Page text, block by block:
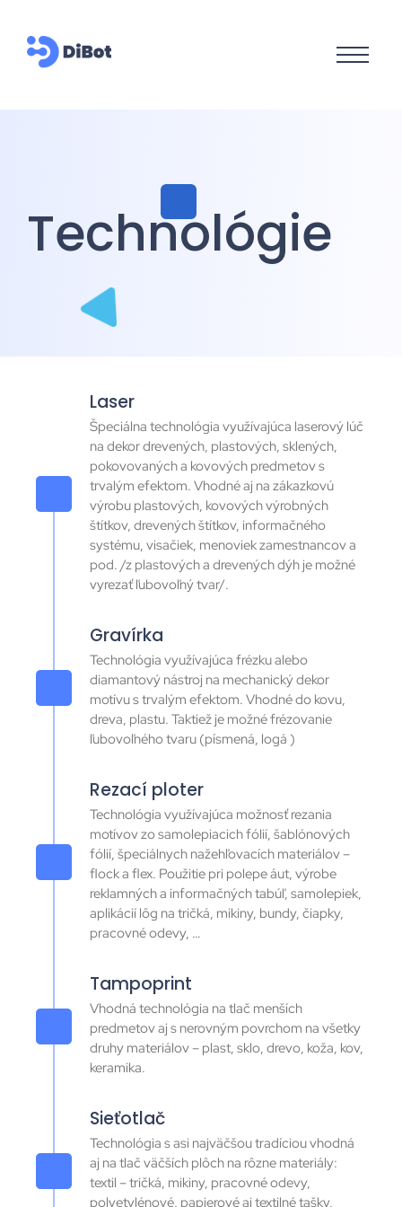
Technológie
Laser
Špeciálna technológia využívajúca laserový lúč
na dekor drevených, plastových, sklených,
pokovovaných a kovových predmetov s
trvalým efektom. Vhodné aj na zákazkovú
výrobu plastových, kovových výrobných
štítkov, drevených štítkov, informačného
systému, visačiek, menoviek zamestnancov a
pod. /z plastových a drevených dýh je možné
vyrezať ľubovoľný tvar/.
Gravírka
Technológia využívajúca frézku alebo
diamantový nástroj na mechanický dekor
motívu s trvalým efektom. Vhodné do kovu,
dreva, plastu. Taktiež je možné frézovanie
ľubovoľného tvaru (písmená, logá )
Rezací ploter
Technológia využívajúca možnosť rezania
motívov zo samolepiacich fólií, šablónových
fólií, špeciálnych nažehľovacích materiálov –
flock a flex. Použitie pri polepe áut, výrobe
reklamných a informačných tabúľ, samolepiek,
aplikácií lôg na tričká, mikiny, bundy, čiapky,
pracovné odevy, …
Tampoprint
Vhodná technológia na tlač menších
predmetov aj s nerovným povrchom na všetky
druhy materiálov – plast, sklo, drevo, koža, kov,
keramika.
Sieťotlač
Technológia s asi najväčšou tradíciou vhodná
aj na tlač väčších plôch na rôzne materiály:
textil – tričká, mikiny, pracovné odevy,
polyetylénové, papierové aj textilné tašky,